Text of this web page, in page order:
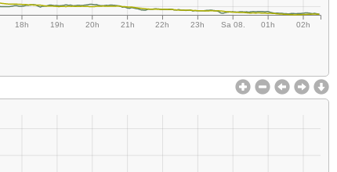
18h 19h 20h 21h 22h 23h Sa 08. 01h 02h